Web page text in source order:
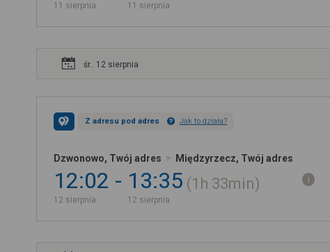
11 sierpnia 11 sierpnia
śr.. 12 sierpnia
Z adresu pod adres Jak to działa?
Dzwonowo, Twój adres Międzyrzecz, Twój adres
12:02
12 sierpnia
13:35
12 sierpnia
1h 33min